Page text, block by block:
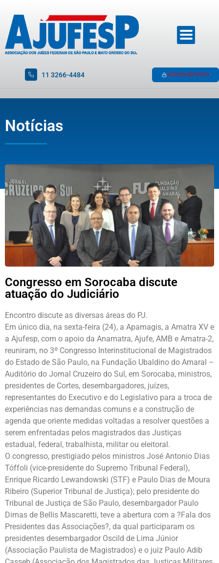
11 3266-4484 ACESSO RESTRITO
Notícias
Congresso em Sorocaba discute
atuação do Judiciário
Encontro discute as diversas áreas do PJ.
Em único dia, na sexta-feira (24), a Apamagis, a Amatra XV e
a Ajufesp, com o apoio da Anamatra, Ajufe, AMB e Amatra-2,
reuniram, no 3º Congresso Interinstitucional de Magistrados
do Estado de São Paulo, na Fundação Ubaldino do Amaral –
Auditório do Jornal Cruzeiro do Sul, em Sorocaba, ministros,
presidentes de Cortes, desembargadores, juízes,
representantes do Executivo e do Legislativo para a troca de
experiências nas demandas comuns e a construção de
agenda que oriente medidas voltadas a resolver questões a
serem enfrentadas pelos magistrados das Justiças
estadual, federal, trabalhista, militar ou eleitoral.
O congresso, prestigiado pelos ministros José Antonio Dias
Tóffoli (vice-presidente do Supremo Tribunal Federal),
Enrique Ricardo Lewandowski (STF) e Paulo Dias de Moura
Ribeiro (Superior Tribunal de Justiça); pelo presidente do
Tribunal de Justiça de São Paulo, desembargador Paulo
Dimas de Bellis Mascaretti, teve a abertura com a ?Fala dos
Presidentes das Associações?, da qual participaram os
presidentes desembargador Oscild de Lima Júnior
(Associação Paulista de Magistrados) e o juiz Paulo Adib